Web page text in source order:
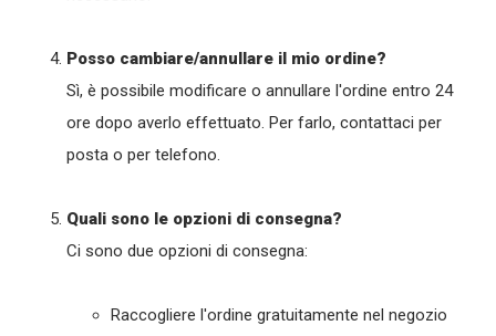
Posso cambiare/annullare il mio ordine?
Sì, è possibile modificare o annullare l'ordine entro 24
ore dopo averlo effettuato. Per farlo, contattaci per
posta o per telefono.
Quali sono le opzioni di consegna?
Ci sono due opzioni di consegna:
Raccogliere l'ordine gratuitamente nel negozio